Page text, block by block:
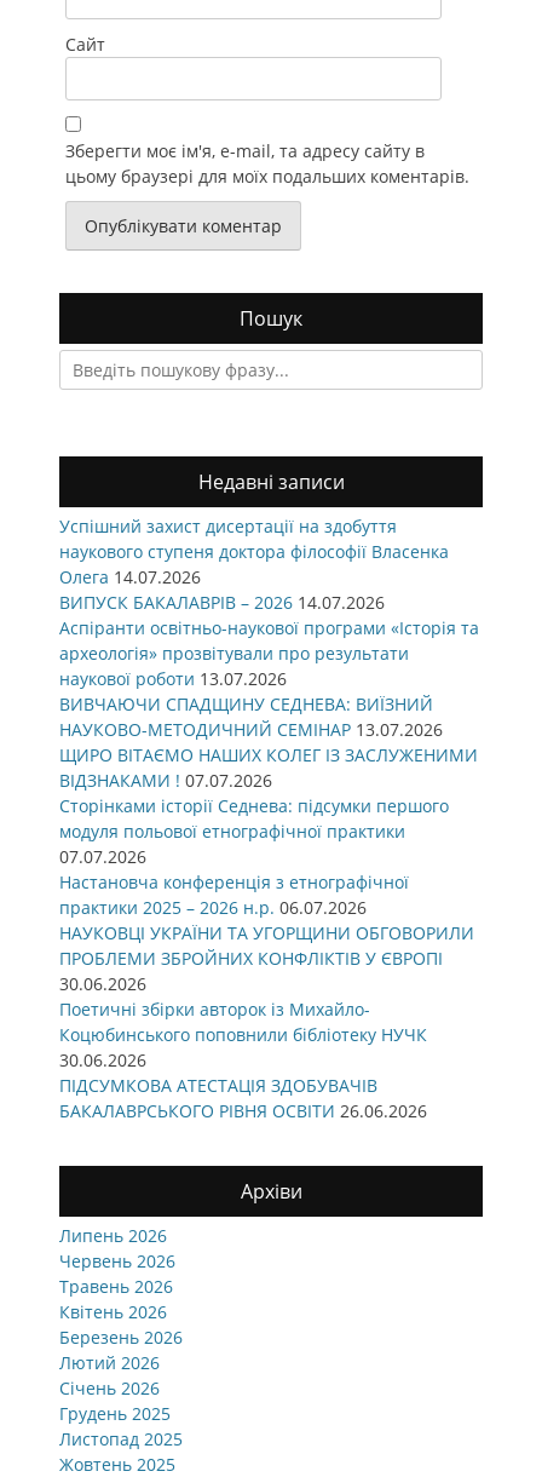
Сайт
Зберегти моє ім'я, e-mail, та адресу сайту в
цьому браузері для моїх подальших коментарів.
Пошук
Search
for:
Недавні записи
Успішний захист дисертації на здобуття
наукового ступеня доктора філософії Власенка
Олега 14.07.2026
ВИПУСК БАКАЛАВРІВ – 2026 14.07.2026
Аспіранти освітньо-наукової програми «Історія та
археологія» прозвітували про результати
наукової роботи 13.07.2026
ВИВЧАЮЧИ СПАДЩИНУ СЕДНЕВА: ВИЇЗНИЙ
НАУКОВО-МЕТОДИЧНИЙ СЕМІНАР 13.07.2026
ЩИРО ВІТАЄМО НАШИХ КОЛЕГ ІЗ ЗАСЛУЖЕНИМИ
ВІДЗНАКАМИ ! 07.07.2026
Сторінками історії Седнева: підсумки першого
модуля польової етнографічної практики
07.07.2026
Настановча конференція з етнографічної
практики 2025 – 2026 н.р. 06.07.2026
НАУКОВЦІ УКРАЇНИ ТА УГОРЩИНИ ОБГОВОРИЛИ
ПРОБЛЕМИ ЗБРОЙНИХ КОНФЛІКТІВ У ЄВРОПІ
30.06.2026
Поетичні збірки авторок із Михайло-
Коцюбинського поповнили бібліотеку НУЧК
30.06.2026
ПІДСУМКОВА АТЕСТАЦІЯ ЗДОБУВАЧІВ
БАКАЛАВРСЬКОГО РІВНЯ ОСВІТИ 26.06.2026
Архіви
Липень 2026
Червень 2026
Травень 2026
Квітень 2026
Березень 2026
Лютий 2026
Січень 2026
Грудень 2025
Листопад 2025
Жовтень 2025